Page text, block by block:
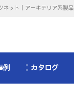
ネット｜アーキテリア系製品
例 カタログ